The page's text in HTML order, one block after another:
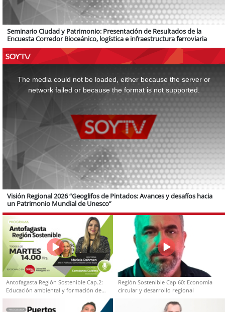
Seminario Ciudad y Patrimonio: Presentación de Resultados de la
Encuesta Corredor Bioceánico, logística e infraestructura ferroviaria
The media could not be loaded, either because the server or
network failed or because the format is not supported.
Visión Regional 2026 “Geoglifos de Pintados: Avances y desafíos hacia
un Patrimonio Mundial de Unesco”
Antofagasta Región Sostenible Cap.2:
Educación ambiental y formación de
capacidades técnicas
Región Sostenible Cap 60: Economía
circular y desarrollo regional